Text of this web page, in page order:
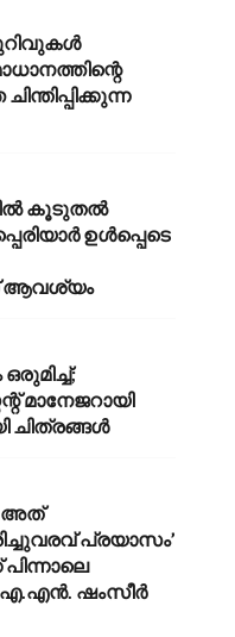
കൂടുതൽ
ഉൾപ്പെടെ
ആവശ്യം
മാനേജറായി
ചിത്രങ്ങൾ
അത്
പ്രയാസം’
ഷംസീർ